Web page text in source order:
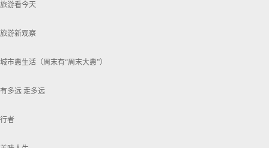
旅游看今天
旅游新观察
城市惠生活（周末有“周末大惠”）
有多远 走多远
行者